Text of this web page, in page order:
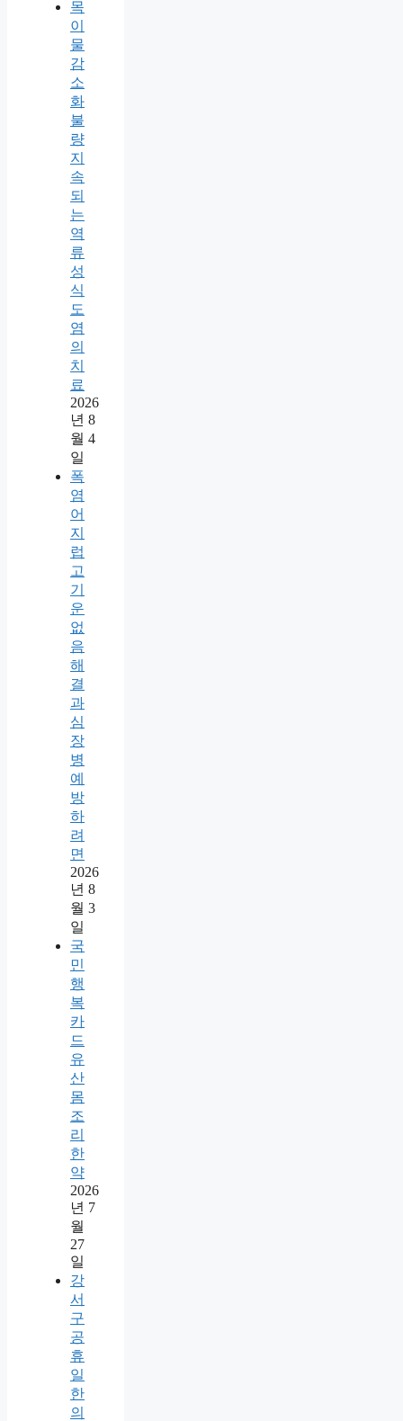
목
이
물
감
소
화
불
량
지
속
되
는
역
류
성
식
도
염
의
치
료
2026
년 8
월 4
일
폭
염
어
지
럽
고
기
운
없
음
해
결
과
심
장
병
예
방
하
려
면
2026
년 8
월 3
일
국
민
행
복
카
드
유
산
몸
조
리
한
약
2026
년 7
월
27
일
강
서
구
공
휴
일
한
의